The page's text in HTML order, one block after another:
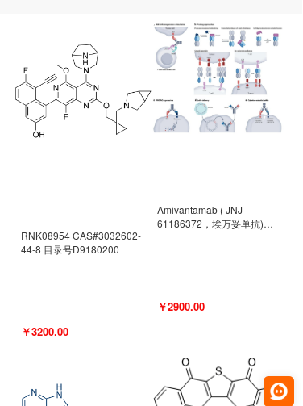
RNK08954 CAS#3032602-
44-8 目录号D9180200
￥3200.00
Amivantamab ( JNJ-
61186372，埃万妥单抗)
￥2900.00